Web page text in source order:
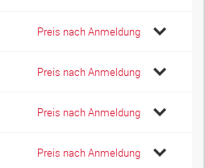
Preis nach Anmeldung
Preis nach Anmeldung
Preis nach Anmeldung
Preis nach Anmeldung